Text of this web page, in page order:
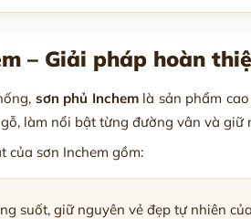
– Giải pháp hoàn
sơn phủ Inchemlà sản phẩm cao
làm nổi bật từng đường vân và
của sơn Inchem gồm:
suốt, giữ nguyên vẻ đẹp tự nhiên